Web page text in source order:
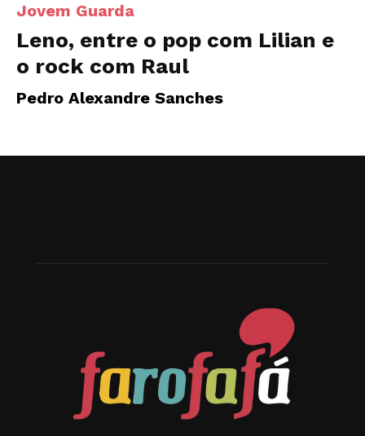
Jovem Guarda
Leno, entre o pop com Lilian e
o rock com Raul
Pedro Alexandre Sanches